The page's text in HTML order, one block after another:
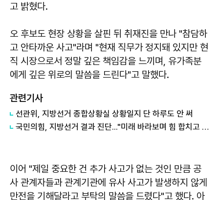
고 밝혔다.
오 후보도 현장 상황을 살핀 뒤 취재진을 만나 "참담하
고 안타까운 사고"라며 "현재 직무가 정지돼 있지만 현
직 시장으로서 정말 깊은 책임감을 느끼며, 유가족분
에게 깊은 위로의 말씀을 드린다"고 말했다.
관련기사
선관위, 지방선거 종합상황실 상황일지 단 하루도 안 써
국민의힘, 지방선거 결과 진단..."미래 바라보며 힘 합치고 쇄신해야"
이어 "제일 중요한 건 추가 사고가 없는 것인 만큼 공
사 관계자들과 관계기관에 유사 사고가 발생하지 않게
만전을 기해달라고 부탁의 말씀을 드렸다"고 했다. 아